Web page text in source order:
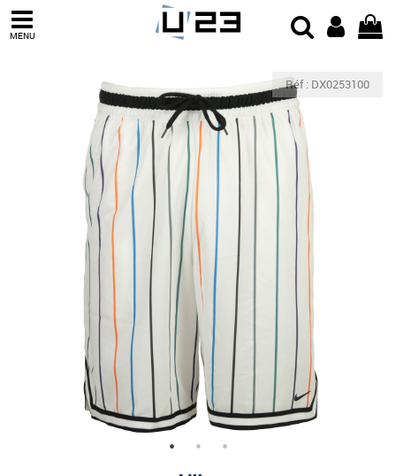
MENU
Réf : DX0253100